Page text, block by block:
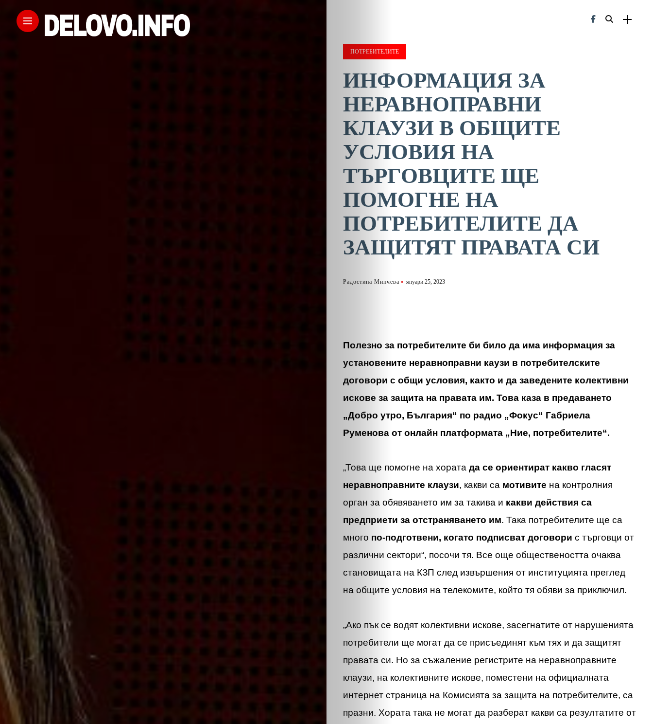
ПОТРЕБИТЕЛИТЕ
ИНФОРМАЦИЯ ЗА
НЕРАВНОПРАВНИ
КЛАУЗИ В ОБЩИТЕ
УСЛОВИЯ НА
ТЪРГОВЦИТЕ ЩЕ
ПОМОГНЕ НА
ПОТРЕБИТЕЛИТЕ ДА
ЗАЩИТЯТ ПРАВАТА СИ
Радостина Минчева януари 25, 2023
Полезно за потребителите би било да има информация за
установените неравноправни каузи в потребителските
договори с общи условия, както и да заведените колективни
искове за защита на правата им. Това каза в предаването
„Добро утро, България“ по радио „Фокус“ Габриела
Руменова от онлайн платформата „Ние, потребителите“.
„Това ще помогне на хората да се ориентират какво гласят
неравноправните клаузи, какви са мотивите на контролния
орган за обявяването им за такива и какви действия са
предприети за отстраняването им. Така потребителите ще са
много по-подготвени, когато подписват договори с търговци от
различни сектори“, посочи тя. Все още обществеността очаква
становищата на КЗП след извършения от институцията преглед
на общите условия на телекомите, който тя обяви за приключил.
„Ако пък се водят колективни искове, засегнатите от нарушенията
потребители ще могат да се присъединят към тях и да защитят
правата си. Но за съжаление регистрите на неравноправните
клаузи, на колективните искове, поместени на официалната
интернет страница на Комисията за защита на потребителите, са
празни. Хората така не могат да разберат какви са резултатите от